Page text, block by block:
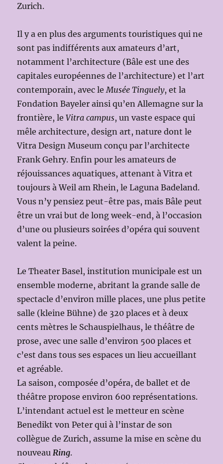
Zurich.
Il y a en plus des arguments touristiques qui ne
sont pas indifférents aux amateurs d’art,
notamment l’architecture (Bâle est une des
capitales européennes de l’architecture) et l’art
contemporain, avec le Musée Tinguely, et la
Fondation Bayeler ainsi qu’en Allemagne sur la
frontière, leVitra campus, un vaste espace qui
mêle architecture, design art, nature dont le
Vitra Design Museum conçu par l’architecte
Frank Gehry. Enfin pour les amateurs de
réjouissances aquatiques, attenant à Vitra et
toujours à Weil am Rhein, le Laguna Badeland.
Vous n’y pensiez peut-être pas, mais Bâle peut
être un vrai but de long week-end, à l’occasion
d’une ou plusieurs soirées d’opéra qui souvent
valent la peine.
Le Theater Basel, institution municipale est un
ensemble moderne, abritant la grande salle de
spectacle d’environ mille places, une plus petite
salle (kleine Bühne) de 320 places et à deux
cents mètres le Schauspielhaus, le théâtre de
prose, avec une salle d’environ 500 places et
c’est dans tous ses espaces un lieu accueillant
et agréable.
La saison, composée d’opéra, de ballet et de
théâtre propose environ 600 représentations.
L’intendant actuel est le metteur en scène
Benedikt von Peter qui à l’instar de son
collègue de Zurich, assume la mise en scène du
nouveau Ring.